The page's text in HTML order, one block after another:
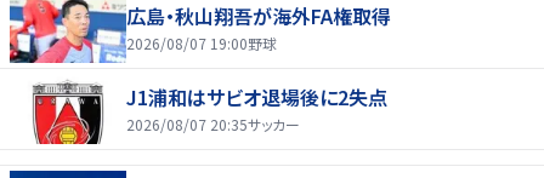
広島・秋山翔吾が海外FA権取得
2026/08/07 19:00野球
J1浦和はサビオ退場後に2失点
2026/08/07 20:35サッカー